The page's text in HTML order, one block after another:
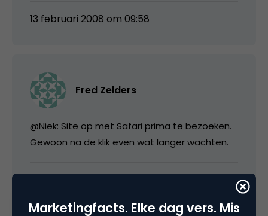
13 februari 2008 om 09:58
Fred Zelders
@Niek: Site op met Safari prima te bezoeken.
Gewoon na de klik even wat langer wachten.
Marketingfacts. Elke dag vers. Mis